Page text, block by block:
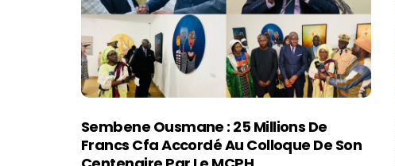
Sembene Ousmane : 25 Millions De
Francs Cfa Accordé Au Colloque De Son